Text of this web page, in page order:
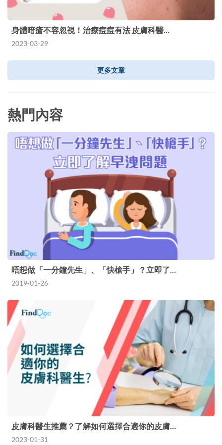
身體暗瘡不容忽視！治療痘痘有法 皮膚科醫…
2023-03-29
更多文章
熱門內容
唔想做「一分鐘先生」、「快槍手」？立即了…
2019-01-26
皮膚科醫生推薦？了解如何選擇合適你的皮膚…
2023-01-31